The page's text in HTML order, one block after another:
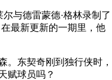
与德雷蒙德·格林录制了
在最新更新的一期里，他
。东契奇刚到独行侠时，
赋球员吗？